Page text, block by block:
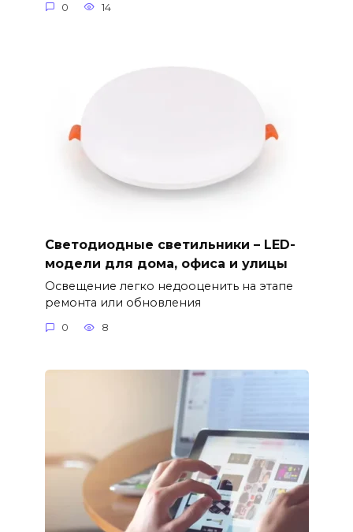
0 14
Светодиодные светильники – LED-
модели для дома, офиса и улицы
Освещение легко недооценить на этапе
ремонта или обновления
0 8